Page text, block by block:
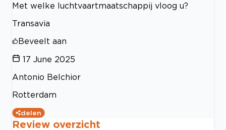
Met welke luchtvaartmaatschappij vloog u?
Transavia
Beveelt aan
17 June 2025
Antonio Belchior
Rotterdam
delen
Review overzicht